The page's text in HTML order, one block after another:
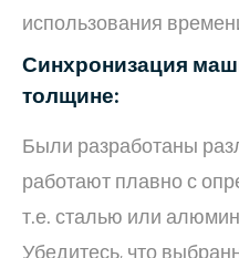
использования
Синхронизация
толщине:
Были разработаны
работают плавно с
т.е. сталью или
Убедитесь, что